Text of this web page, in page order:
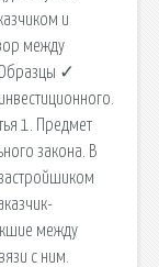
и
между
✓
1. Предмет
закона. В
между
с ним.